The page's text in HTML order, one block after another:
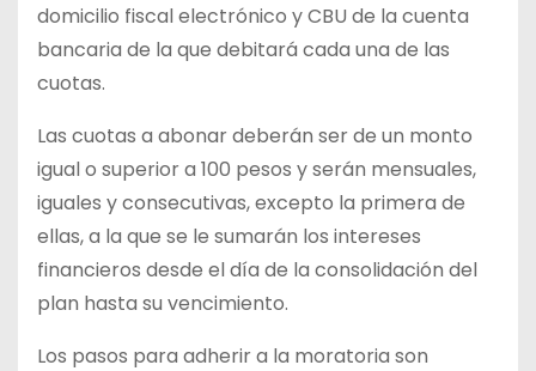
domicilio fiscal electrónico y CBU de la cuenta
bancaria de la que debitará cada una de las
cuotas.
Las cuotas a abonar deberán ser de un monto
igual o superior a 100 pesos y serán mensuales,
iguales y consecutivas, excepto la primera de
ellas, a la que se le sumarán los intereses
financieros desde el día de la consolidación del
plan hasta su vencimiento.
Los pasos para adherir a la moratoria son